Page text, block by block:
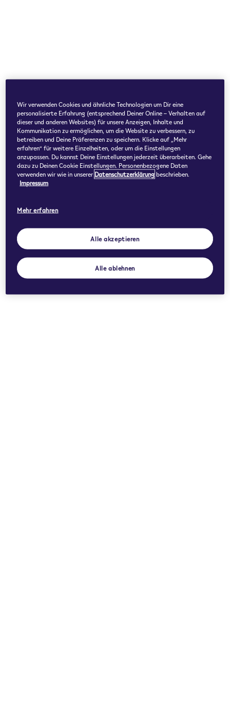
Wir verwenden Cookies und ähnliche Technologien um Dir eine
personalisierte Erfahrung (entsprechend Deiner Online – Verhalten auf
dieser und anderen Websites) für unsere Anzeigen, Inhalte und
Kommunikation zu ermöglichen, um die Website zu verbessern, zu
betreiben und Deine Präferenzen zu speichern. Klicke auf „Mehr
erfahren“ für weitere Einzelheiten, oder um die Einstellungen
anzupassen. Du kannst Deine Einstellungen jederzeit überarbeiten. Gehe
dazu zu Deinen Cookie Einstellungen. Personenbezogene Daten
verwenden wir wie in unserer Datenschutzerklärungbeschrieben.
Impressum
Mehr erfahren
Alle akzeptieren
Alle ablehnen